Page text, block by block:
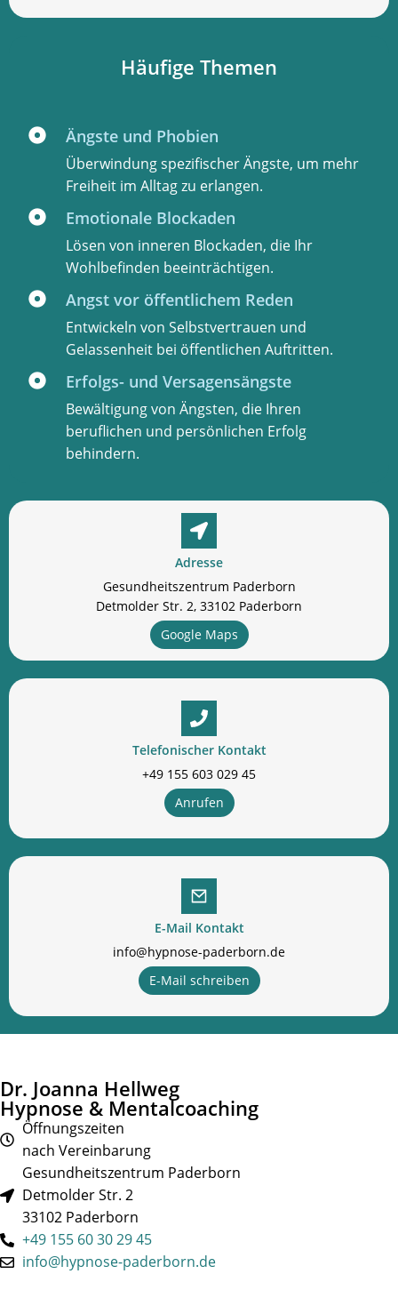
Häufige Themen
Ängste und Phobien
Überwindung spezifischer Ängste, um mehr
Freiheit im Alltag zu erlangen.
Emotionale Blockaden
Lösen von inneren Blockaden, die Ihr
Wohlbefinden beeinträchtigen.
Angst vor öffentlichem Reden
Entwickeln von Selbstvertrauen und
Gelassenheit bei öffentlichen Auftritten.
Erfolgs- und Versagensängste
Bewältigung von Ängsten, die Ihren
beruflichen und persönlichen Erfolg
behindern.
Adresse
Gesundheitszentrum Paderborn
Detmolder Str. 2, 33102 Paderborn
Google Maps
Telefonischer Kontakt
+49 155 603 029 45
Anrufen
E-Mail Kontakt
info@hypnose-paderborn.de
E-Mail schreiben
Dr. Joanna Hellweg
Hypnose & Mentalcoaching
Öffnungszeiten
nach Vereinbarung
Gesundheitszentrum Paderborn
Detmolder Str. 2
33102 Paderborn
+49 155 60 30 29 45
info@hypnose-paderborn.de